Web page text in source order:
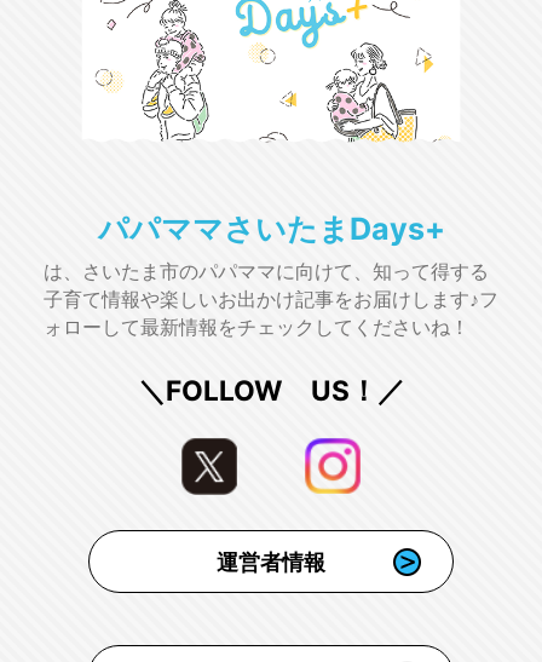
パパママさいたまDays+
は、さいたま市のパパママに向けて、知って得する
子育て情報や楽しいお出かけ記事をお届けします♪フ
ォローして最新情報をチェックしてくださいね！
＼FOLLOW US！／
運営者情報